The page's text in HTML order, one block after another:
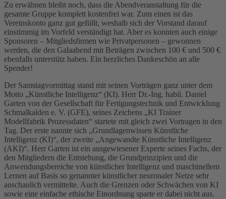
Zu erwähnen bleibt noch, dass die Abendveranstaltung für die
gesamte Gruppe komplett kostenfrei war. Zum einen ist das
Vereinskonto ganz gut gefüllt, weshalb sich der Vorstand darauf
einstimmig im Vorfeld verständigt hat. Aber es konnten auch einige
Sponsoren – Mitgliedsfirmen wie Privatpersonen – gewonnen
werden, die den Galaabend mit Beträgen zwischen 100 € und 500 €
ebenfalls unterstütz haben. Ein herzliches Dankeschön an alle
Spender!
Der Samstagvormittag stand mit seinen Vorträgen ganz unter dem
Motto „Künstliche Intelligenz“ (KI). Herr Dr.-Ing. habil. Daniel
Garten von der Gesellschaft für Fertigungstechnik und Entwicklung
Schmalkalden e. V. (GFE), seines Zeichens „KI Trainer
Modellfabrik Prozessdaten“ startete mit gleich zwei Vortragen in den
Tag. Der erste nannte sich „Grundlagenwissen Künstliche
Intelligenz (KI)“, der zweite „Angewandte Künstliche Intelligenz
(AKI)“. Herr Garten ist ein ausgewiesener Experte seines Fachs, der
den Mitgliedern die Entstehung, die Grundprinzipien und die
Anwendungsbereiche von künstlicher Intelligenz und maschinellem
Lernen auf Basis so genannter künstlicher neuronaler Netze sehr
anschaulich vermittelte. Auch die Grenzen oder Schwächen von KI
sowie eine einfache ethische Einordnung sparte er dabei nicht aus.